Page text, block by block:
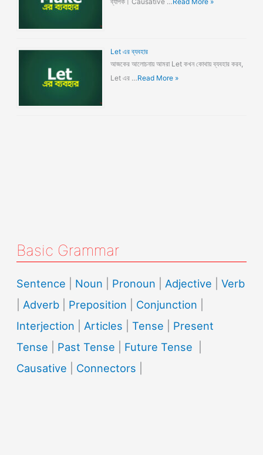
Let এর ব্যবহার
আজকের আলোচনায় আমরা Let কখন কোথায় ব্যবহার করব,
Let এর …Read More »
Basic Grammar
Sentence Noun Pronoun Adjective |Verb
Adverb Preposition Conjunction
Interjection
Articles |Tense
Present
Tense
Past Tense Future Tense
Causative
Connectors